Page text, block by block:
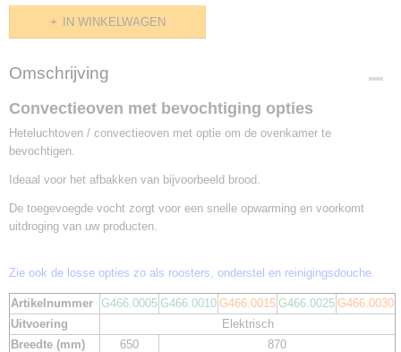
IN WINKELWAGEN
Omschrijving
Convectieoven met bevochtiging opties
Heteluchtoven / convectieoven met optie om de ovenkamer te
bevochtigen.
Ideaal voor het afbakken van bijvoorbeeld brood.
De toegevoegde vocht zorgt voor een snelle opwarming en voorkomt
uitdroging van uw producten.
Zie ook de losse opties zo als roosters, onderstel en reinigingsdouche.
Artikelnummer G466.0005 G466.0010 G466.0015 G466.0025 G466.0030
Uitvoering
Elektrisch
Breedte (mm)
650
870